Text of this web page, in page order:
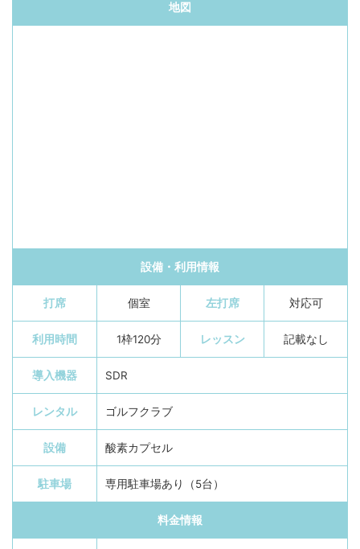
地図
設備・利用情報
打席 個室 左打席 対応可
利用時間 1枠120分 レッスン 記載なし
導入機器 SDR
レンタル ゴルフクラブ
設備 酸素カプセル
駐車場 専用駐車場あり（5台）
料金情報